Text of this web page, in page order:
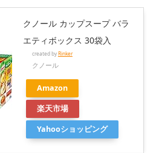
クノール カップスープ バラ
エティボックス 30袋入
created byRinker
クノール
Amazon
楽天市場
Yahooショッピング